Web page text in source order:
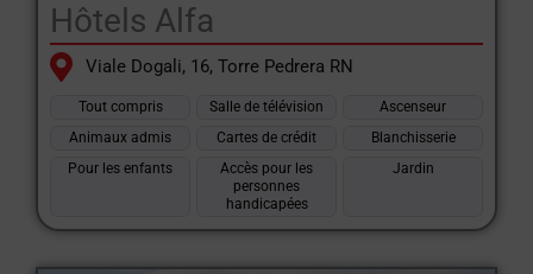
Hôtels Alfa
Viale Dogali, 16, Torre Pedrera RN
Tout compris Salle de télévision
Ascenseur
Animaux admis
Cartes de crédit
Blanchisserie
Pour les enfants
Accès pour les
personnes
handicapées
Jardin